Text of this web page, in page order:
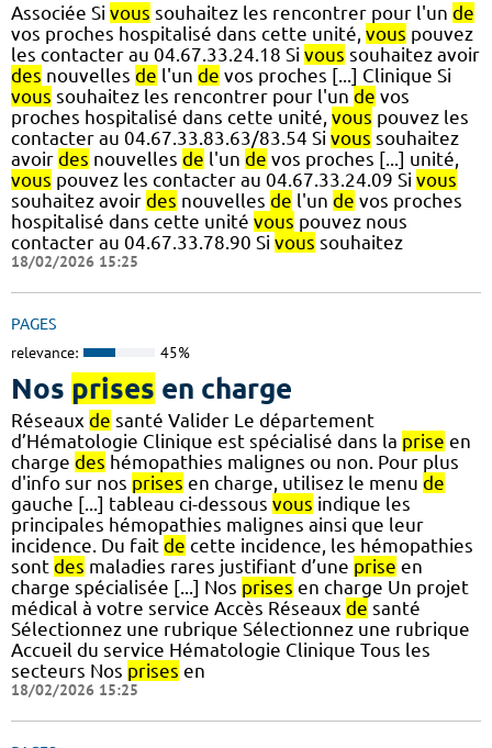
Associée Si vous souhaitez les rencontrer pour l'un de
vos proches hospitalisé dans cette unité, vous pouvez
les contacter au 04.67.33.24.18 Si vous souhaitez avoir
des nouvelles de l'un de vos proches [...] Clinique Si
vous souhaitez les rencontrer pour l'un de vos
proches hospitalisé dans cette unité, vous pouvez les
contacter au 04.67.33.83.63/83.54 Si vous souhaitez
avoir des nouvelles de l'un de vos proches [...] unité,
vous pouvez les contacter au 04.67.33.24.09 Si vous
souhaitez avoir des nouvelles de l'un de vos proches
hospitalisé dans cette unité vous pouvez nous
contacter au 04.67.33.78.90 Si vous souhaitez
18/02/2026 15:25
PAGES
relevance: 45%
Nos prises en charge
Réseaux de santé Valider Le département
d’Hématologie Clinique est spécialisé dans la prise en
charge des hémopathies malignes ou non. Pour plus
d'info sur nos prises en charge, utilisez le menu de
gauche [...] tableau ci-dessous vous indique les
principales hémopathies malignes ainsi que leur
incidence. Du fait de cette incidence, les hémopathies
sont des maladies rares justifiant d’une prise en
charge spécialisée [...] Nos prises en charge Un projet
médical à votre service Accès Réseaux de santé
Sélectionnez une rubrique Sélectionnez une rubrique
Accueil du service Hématologie Clinique Tous les
secteurs Nos prises en
18/02/2026 15:25